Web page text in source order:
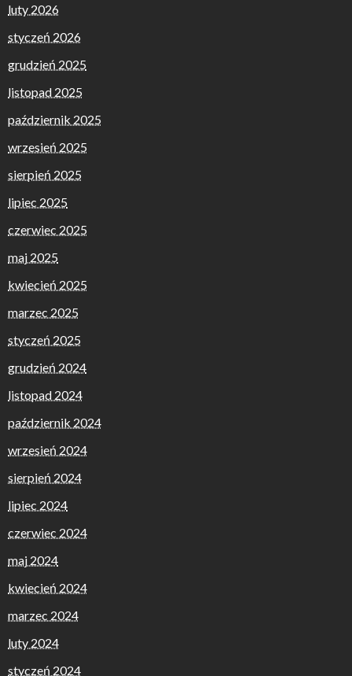
luty 2026
styczeń 2026
grudzień 2025
listopad 2025
październik 2025
wrzesień 2025
sierpień 2025
lipiec 2025
czerwiec 2025
maj 2025
kwiecień 2025
marzec 2025
styczeń 2025
grudzień 2024
listopad 2024
październik 2024
wrzesień 2024
sierpień 2024
lipiec 2024
czerwiec 2024
maj 2024
kwiecień 2024
marzec 2024
luty 2024
styczeń 2024